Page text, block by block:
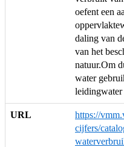
oefent een
daling van
van het
natuur.Om
water
leidingwater
URL
https://
cijfers/